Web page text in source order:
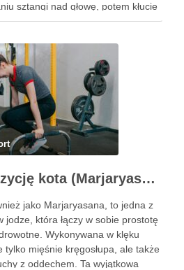
sztangi nad głowę, potem kłucie
a po kilku tygodniach ból budzi w
Jak wykonać pozycję kota (Marjaryasana) i jakie ma korzyści?
jako Marjaryasana, to jedna z
jodze, która łączy w sobie prostotę
Wykonywana w klęku
mięśnie kręgosłupa, ale także
z oddechem. Ta wyjątkowa